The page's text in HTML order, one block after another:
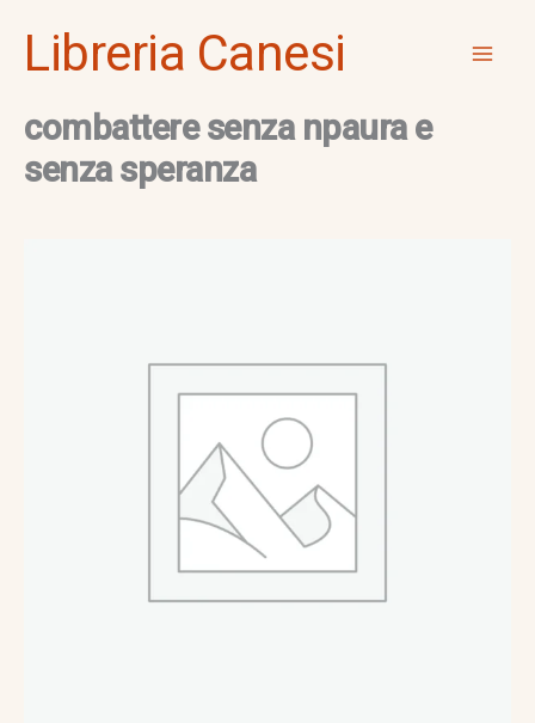
Libreria Canesi
combattere senza npaura e
senza speranza